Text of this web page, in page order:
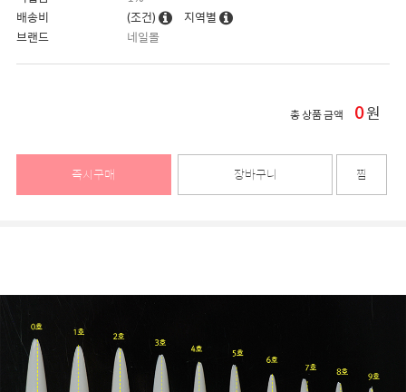
배송비
(조건)
지역별
브랜드
네일몰
총 상품 금액 0원
즉시구매 장바구니 찜